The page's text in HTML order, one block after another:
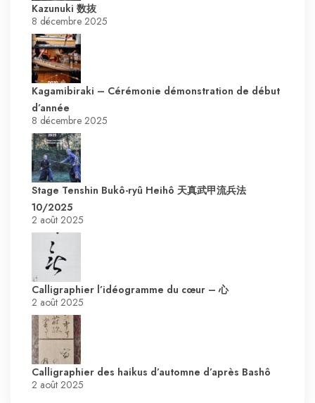
Kazunuki 数抜
8 décembre 2025
Kagamibiraki – Cérémonie démonstration de début
d’année
8 décembre 2025
Stage Tenshin Bukô-ryû Heihô 天真武甲流兵法
10/2025
2 août 2025
Calligraphier l’idéogramme du cœur – 心
2 août 2025
Calligraphier des haikus d’automne d’après Bashô
2 août 2025